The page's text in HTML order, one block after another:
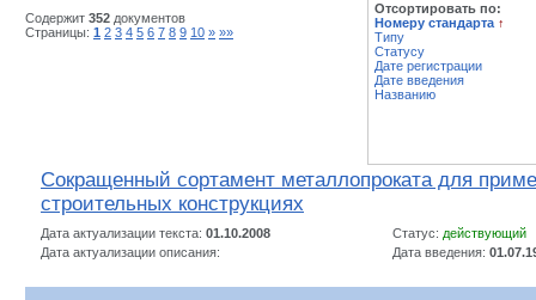
Содержит 352 документов
Страницы: 1 2 3 4 5 6 7 8 9 10 » »»
Отсортировать по:
Номеру стандарта ↑
Типу
Статусу
Дате регистрации
Дате введения
Названию
Сокращенный сортамент металлопроката для
строительных конструкциях
Дата актуализации текста: 01.10.2008 Статус: действующий
Дата актуализации описания:
Дата введения: